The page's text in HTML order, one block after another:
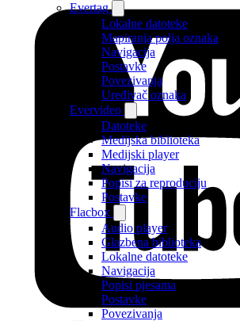
Evertag
Lokalne datoteke
Mapiranja polja oznaka
Navigacija
Postavke
Povezivanja
Uređivač oznaka
Evervideo
Datoteke
Medijska biblioteka
Medijski player
Navigacija
Popisi za reproduciju
Postavke
Flacbox
Audio player
Glazbena biblioteka
Lokalne datoteke
Navigacija
Popisi pjesama
Postavke
Povezivanja